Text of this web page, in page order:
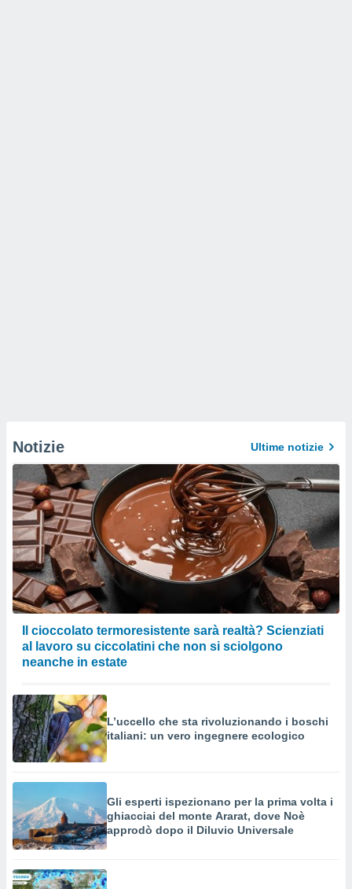
Notizie Ultime notizie
Il cioccolato termoresistente sarà realtà? Scienziati
al lavoro su ciccolatini che non si sciolgono
neanche in estate
L’uccello che sta rivoluzionando i boschi
italiani: un vero ingegnere ecologico
Gli esperti ispezionano per la prima volta i
ghiacciai del monte Ararat, dove Noè
approdò dopo il Diluvio Universale